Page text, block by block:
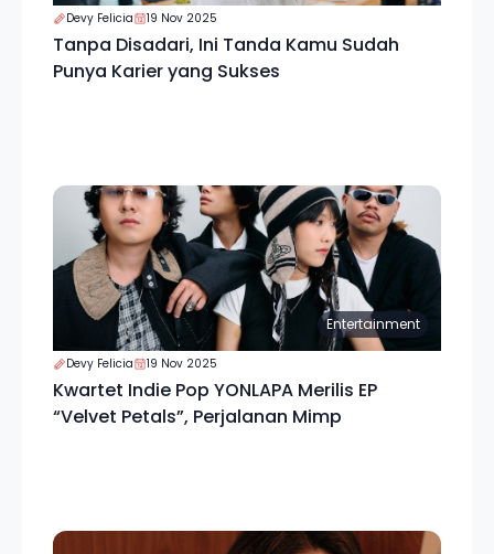
Devy Felicia 19 Nov 2025
Tanpa Disadari, Ini Tanda Kamu Sudah
Punya Karier yang Sukses
Entertainment
Devy Felicia 19 Nov 2025
Kwartet Indie Pop YONLAPA Merilis EP
“Velvet Petals”, Perjalanan Mimp